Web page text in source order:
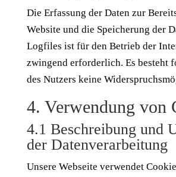
Die Erfassung der Daten zur
Website und die Speicherung der
Logfiles ist für den Betrieb der
zwingend erforderlich. Es besteht
des Nutzers keine
4. Verwendung von
4.1 Beschreibung und
der Datenverarbeitung
Unsere Webseite verwendet